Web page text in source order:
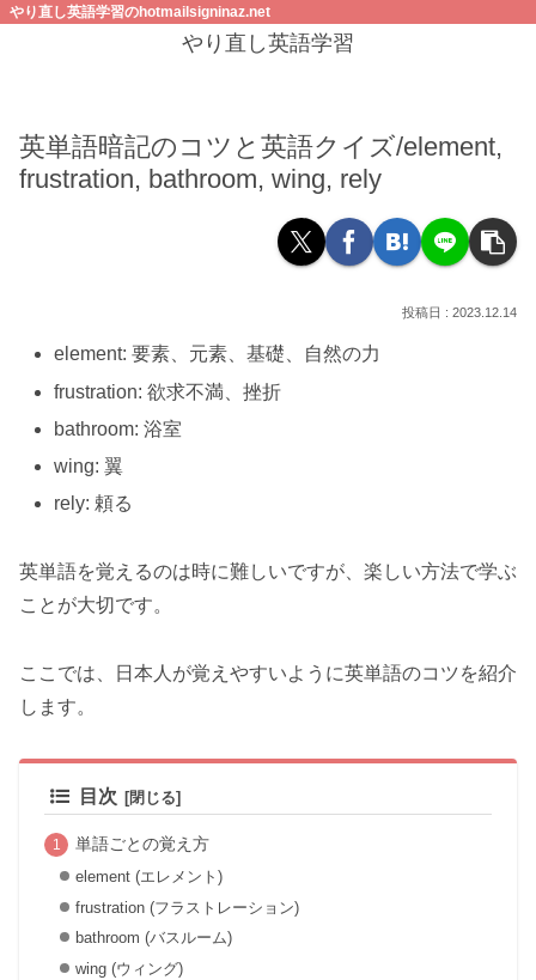
やり直し英語学習のhotmailsigninaz.net
やり直し英語学習
英単語暗記のコツと英語クイズ/element,
frustration, bathroom, wing, rely
2023.12.14
element: 要素、元素、基礎、自然の力
frustration: 欲求不満、挫折
bathroom: 浴室
wing: 翼
rely: 頼る
英単語を覚えるのは時に難しいですが、楽しい方法で学ぶ
ことが大切です。
ここでは、日本人が覚えやすいように英単語のコツを紹介
します。
目次
単語ごとの覚え方
element (エレメント)
frustration (フラストレーション)
bathroom (バスルーム)
wing (ウィング)